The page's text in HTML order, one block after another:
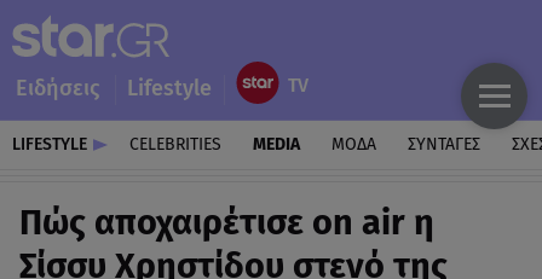
Ειδήσεις Lifestyle
LIFESTYLE CELEBRITIES MEDIA ΜΟΔΑ ΣΥΝΤΑΓΕΣ
Πώς αποχαιρέτισε on air η
Σίσσυ Χρηστίδου στενό της